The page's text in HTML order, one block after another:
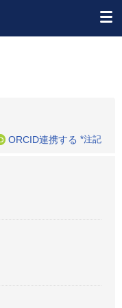
ORCID連携する *注記